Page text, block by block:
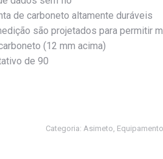
de carboneto altamente duráveis
são projetados para permitir
(12 mm acima)
de 90
Categoria: Asimeto,